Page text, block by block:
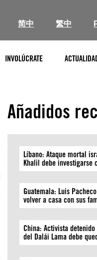
简中 繁中
INVOLÚCRATE
Añadidos
Líbano: Ataque mortal
Khalil debe investigarse
Guatemala: Luis
volver a casa con sus
China: Activista
del Dalái Lama debe